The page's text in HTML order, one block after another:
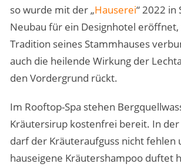
so wurde mit der „Hauserei“ 2022 in
Neubau für ein Designhotel
Tradition seines Stammhauses
auch die heilende Wirkung der
den Vordergrund rückt.
Im Rooftop-Spa stehen
Kräutersirup kostenfrei bereit. In der
darf der Kräuteraufguss nicht fehlen
hauseigene Kräutershampoo duftet